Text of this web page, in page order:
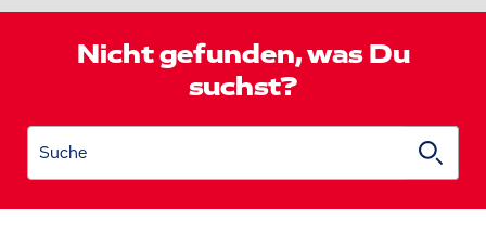
Nicht gefunden, was Du
suchst?
Suche